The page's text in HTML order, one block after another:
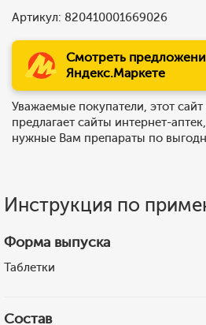
Артикул: 820410001669026
Смотреть
Яндекс.Маркете
Уважаемые покупатели, этот
предлагает сайты интернет-
нужные Вам препараты по
Инструкция по
Форма выпуска
Таблетки
Состав